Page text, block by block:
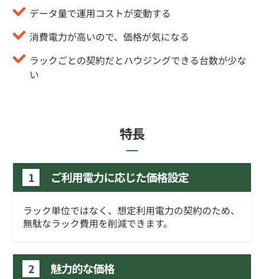
データ量で運用コストが変動する
消費電力が高いので、価格が気になる
ラックごとの契約だとハウジングできる台数が少な
い
特長
1 ご利用電力に応じた価格設定
ラック単位ではなく、想定利用電力の契約のため、
無駄なラック費用を削減できます。
2 魅力的な価格